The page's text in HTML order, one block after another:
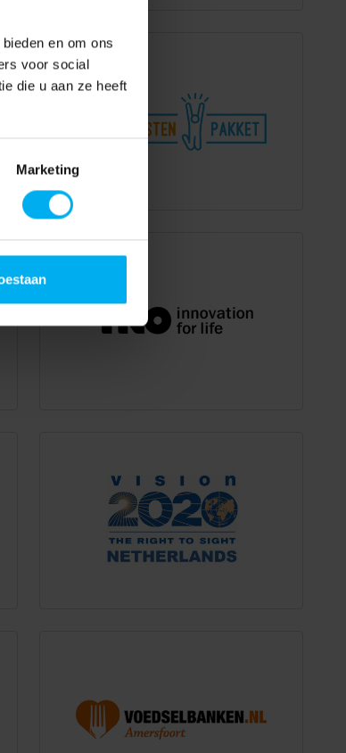
en om ons
voor social
die u aan ze heeft
Marketing